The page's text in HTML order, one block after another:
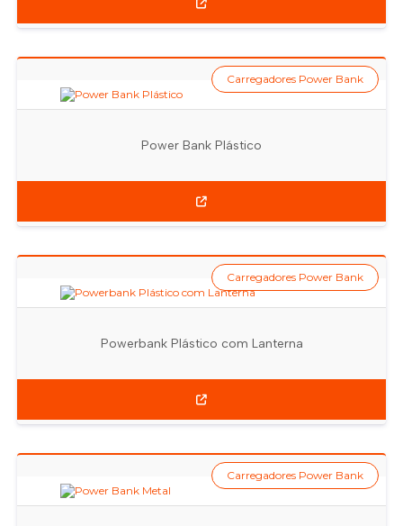
Power Bank Plástico
Carregadores Power Bank
Powerbank Plástico com Lanterna
Carregadores Power Bank
Carregadores Power Bank